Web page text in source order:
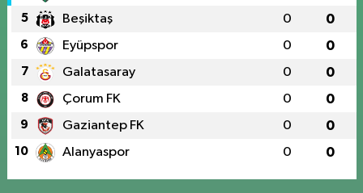
5 Beşiktaş 0 0
6 Eyüpspor 0 0
7 Galatasaray 0 0
8 Çorum FK 0 0
9 Gaziantep FK 0 0
10 Alanyaspor 0 0